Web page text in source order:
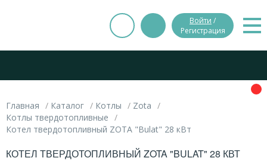
Войти /
Регистрация
Главная Каталог Котлы
Zota
Котлы твердотопливные
Котел твердотопливный ZOTA "Bulat" 28 кВт
КОТЕЛ ТВЕРДОТОПЛИВНЫЙ ZOTA "BULAT" 28 КВТ